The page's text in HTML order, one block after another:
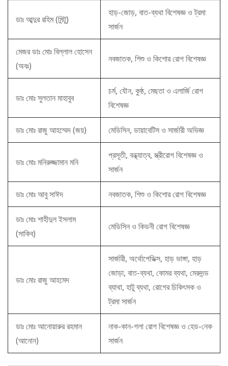
ডাঃ আব্দুর রহিম (মিন্টু)
হাড়-জোড়, বাত-ব্যথা বিশেষজ্ঞ ও ট্রমা
সার্জন
মেজর ডাঃ মোঃ বিল্লাল হোসেন
(অবঃ)
নবজাতক, শিশু ও কিশোর রোগ বিশেষজ্ঞ
ডাঃ মোঃ সুলতান মাহাবুব
চর্ম, যৌন, কুষ্ঠ, মেছতা ও এলার্জি রোগ
বিশেষজ্ঞ
ডাঃ মোঃ রাজু আহম্মেদ (জয়) মেডিসিন, ডায়াবেটিস ও সার্জারী অভিজ্ঞ
ডাঃ মোঃ মনিরুজ্জামান মনি
প্রসূতী, বন্ধ্যাত্ব, স্ত্রীরোগ বিশেষজ্ঞ ও
সার্জন
ডাঃ মোঃ আবু সাঈদ নবজাতক, শিশু ও কিশোর রোগ বিশেষজ্ঞ
ডাঃ মোঃ শাহীদুল ইসলাম
(সাকিব)
মেডিসিন ও কিডনী রোগ বিশেষজ্ঞ
ডাঃ মোঃ রাজু আহমেদ
সার্জারী, অর্থোপেডিক্স, হাড় ভাঙ্গা, হাড়
জোড়া, বাত-ব্যথা, কোমর ব্যথা, মেরুদন্ড
ব্যাথা, হাটু ব্যথা, রোগের চিকিৎসক ও
ট্রমা সার্জন
ডাঃ মোঃ আনোয়ারুর রহমান
(আনোন)
নাক-কান-গলা রোগ বিশেষজ্ঞ ও হেড-নেক
সার্জন